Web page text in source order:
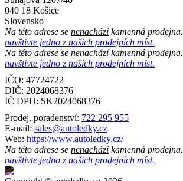
040 18 Košice
Slovensko
Na této adrese se nenacházíkamenná prodejna.
navštivte jedno z našich prodejních míst.
Na této adrese se nenacházíkamenná prodejna.
navštivte jedno z našich prodejních míst.
IČO: 47724722
DIČ: 2024068376
IČ DPH: SK2024068376
Prodej, poradenství: 722 295 955
E-mail: sales@autoledky.cz
Web: https://www.autoledky.cz/
Na této adrese se nenacházíkamenná prodejna.
navštivte jedno z našich prodejních míst.